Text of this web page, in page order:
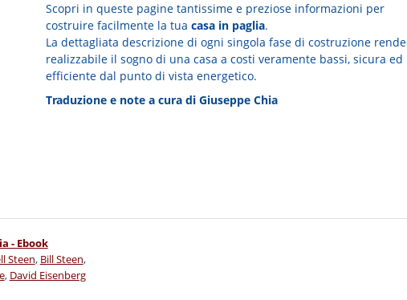
Scopri in queste pagine tantissime e preziose informazioni per
costruire facilmente la tua casa in paglia.
La dettagliata descrizione di ogni singola fase di costruzione rende
realizzabile il sogno di una casa a costi veramente bassi, sicura ed
efficiente dal punto di vista energetico.
Traduzione e note a cura di Giuseppe Chia
- Ebook
Steen, Bill Steen,
, David Eisenberg